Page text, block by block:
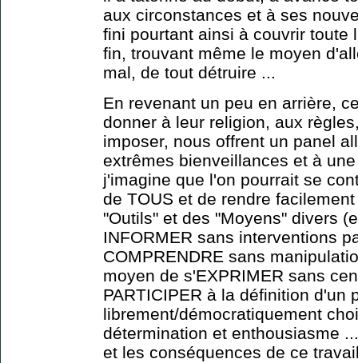
aux circonstances et à ses
fini pourtant ainsi à couvrir toute
fin, trouvant même le moyen
mal, de tout détruire ...
En revenant un peu en arrière,
donner à leur religion, aux
imposer, nous offrent un panel
extrêmes bienveillances et à
j'imagine que l'on pourrait se
de TOUS et de rendre
"Outils" et des "Moyens" divers
INFORMER sans interventions
COMPRENDRE sans
moyen de s'EXPRIMER sans
PARTICIPER à la définition d'un
librement/démocratiquement
détermination et enthousiasme
et les conséquences de ce